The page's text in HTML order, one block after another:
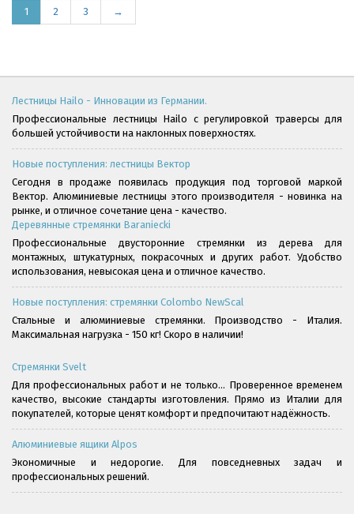
1 2 3 →
Лестницы Hailo - Инновации из Германии.
Профессиональные лестницы Hailo с регулировкой траверсы для
большей устойчивости на наклонных поверхностях.
Новые поступления: лестницы Вектор
Сегодня в продаже появилась продукция под торговой маркой
Вектор. Алюминиевые лестницы этого производителя - новинка на
рынке, и отличное сочетание цена - качество.
Деревянные стремянки Baraniecki
Профессиональные двусторонние стремянки из дерева для
монтажных, штукатурных, покрасочных и других работ. Удобство
использования, невысокая цена и отличное качество.
Новые поступления: стремянки Colombo NewScal
Стальные и алюминиевые стремянки. Производство - Италия.
Максимальная нагрузка - 150 кг! Скоро в наличии!
Стремянки Svelt
Для профессиональных работ и не только... Проверенное временем
качество, высокие стандарты изготовления. Прямо из Италии для
покупателей, которые ценят комфорт и предпочитают надёжность.
Алюминиевые ящики Alpos
Экономичные и недорогие. Для повседневных задач и
профессиональных решений.